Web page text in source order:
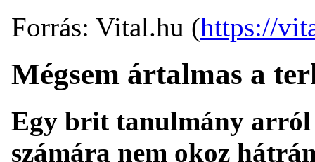
Forrás: Vital.hu (https://
Mégsem ártalmas a
Egy brit tanulmány arról
számára nem okoz